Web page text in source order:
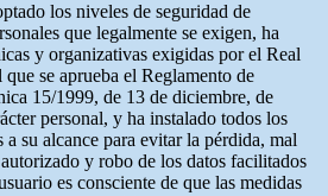
los niveles de seguridad de
que legalmente se exigen, ha
y organizativas exigidas por el Real
se aprueba el Reglamento de
15/1999, de 13 de diciembre, de
personal, y ha instalado todos los
su alcance para evitar la pérdida, mal
y robo de los datos facilitados
es consciente de que las medidas